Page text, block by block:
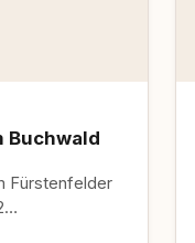
Buchwald
Fürstenfelder